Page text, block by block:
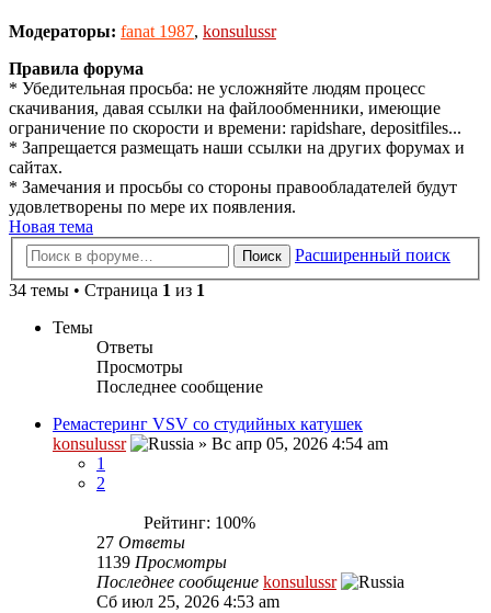
Модераторы: fanat 1987, konsulussr
Правила форума
* Убедительная просьба: не усложняйте людям процесс
скачивания, давая ссылки на файлообменники, имеющие
ограничение по скорости и времени: rapidshare, depositfiles...
* Запрещается размещать наши ссылки на других форумах и
сайтах.
* Замечания и просьбы со стороны правообладателей будут
удовлетворены по мере их появления.
Новая тема
Поиск
Расширенный поиск
34 темы • Страница 1 из 1
Темы
Ответы
Просмотры
Последнее сообщение
Ремастеринг VSV со студийных катушек
konsulussr
» Вс апр 05, 2026 4:54 am
1
2
Рейтинг: 100%
27 Ответы
1139 Просмотры
Последнее сообщение konsulussr
Сб июл 25, 2026 4:53 am